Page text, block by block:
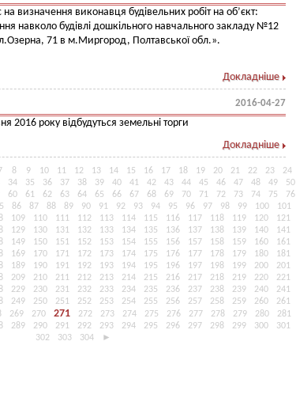
визначення виконавця будівельних робіт на об’єкт:
навколо будівлі дошкільного навчального закладу №12
71 в м.Миргород, Полтавської обл.».
Докладніше
2016-04-27
2016 року відбудуться земельні торги
Докладніше
8 9 10 11 12 13 14 15 16 17 18 19 20 21 22 23
24
34 35 36 37 38 39 40 41 42 43 44 45 46 47 48 49
50
60 61 62 63 64 65 66 67 68 69 70 71 72 73 74 75
76
86 87 88 89 90 91 92 93 94 95 96 97 98 99 100
101
109 110 111 112 113 114 115 116 117 118 119 120
121
129 130 131 132 133 134 135 136 137 138 139 140
141
149 150 151 152 153 154 155 156 157 158 159 160
161
169 170 171 172 173 174 175 176 177 178 179 180
181
189 190 191 192 193 194 195 196 197 198 199 200
201
209 210 211 212 213 214 215 216 217 218 219 220
221
229 230 231 232 233 234 235 236 237 238 239 240
241
249 250 251 252 253 254 255 256 257 258 259 260
261
269 270 271 272 273 274 275 276 277 278 279 280
281
289 290 291 292 293 294 295 296 297 298 299 300
301
302
303 304 ►